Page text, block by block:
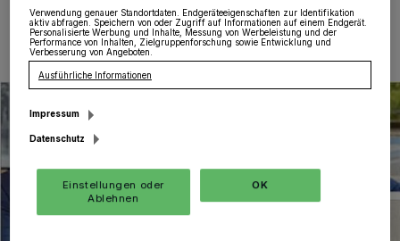
Verwendung genauer Standortdaten. Endgeräteeigenschaften zur Identifikation
aktiv abfragen. Speichern von oder Zugriff auf Informationen auf einem Endgerät.
Personalisierte Werbung und Inhalte, Messung von Werbeleistung und der
Performance von Inhalten, Zielgruppenforschung sowie Entwicklung und
Verbesserung von Angeboten.
Ausführliche Informationen
Impressum
Datenschutz
Einstellungen oder
Ablehnen
OK